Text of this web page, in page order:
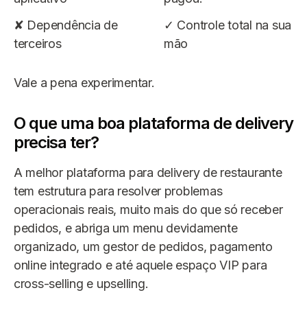
✘ Dependência de
terceiros
✓ Controle total na sua
mão
Vale a pena experimentar.
O que uma boa plataforma de delivery
precisa ter?
A melhor plataforma para delivery de restaurante
tem estrutura para resolver problemas
operacionais reais, muito mais do que só receber
pedidos, e abriga um menu devidamente
organizado, um gestor de pedidos, pagamento
online integrado e até aquele espaço VIP para
cross-selling e upselling.